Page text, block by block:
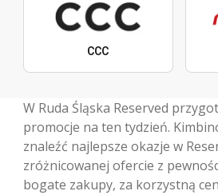
CCC
W Ruda Śląska Reserved
promocje na ten tydzień.
znaleźć najlepsze okazje w
zróżnicowanej ofercie z
bogate zakupy, za korzystną